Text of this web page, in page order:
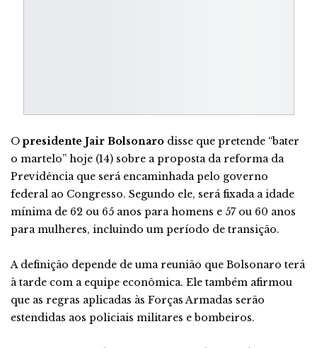
Opresidente Jair Bolsonaro disse que pretende “bater
o martelo” hoje (14) sobre a proposta da reforma da
Previdência que será encaminhada pelo governo
federal ao Congresso. Segundo ele, será fixada a idade
mínima de 62 ou 65 anos para homens e 57 ou 60 anos
para mulheres, incluindo um período de transição.
A definição depende de uma reunião que Bolsonaro terá
à tarde com a equipe econômica. Ele também afirmou
que as regras aplicadas às Forças Armadas serão
estendidas aos policiais militares e bombeiros.